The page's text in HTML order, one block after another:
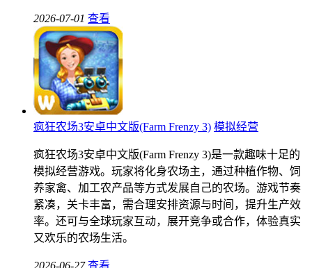
2026-07-01 查看
疯狂农场3安卓中文版(Farm Frenzy 3) 模拟经营
疯狂农场3安卓中文版(Farm Frenzy 3)是一款趣味十足的
模拟经营游戏。玩家将化身农场主，通过种植作物、饲
养家禽、加工农产品等方式发展自己的农场。游戏节奏
紧凑，关卡丰富，需合理安排资源与时间，提升生产效
率。还可与全球玩家互动，展开竞争或合作，体验真实
又欢乐的农场生活。